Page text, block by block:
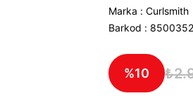
Marka : Curlsmith
Barkod :
10